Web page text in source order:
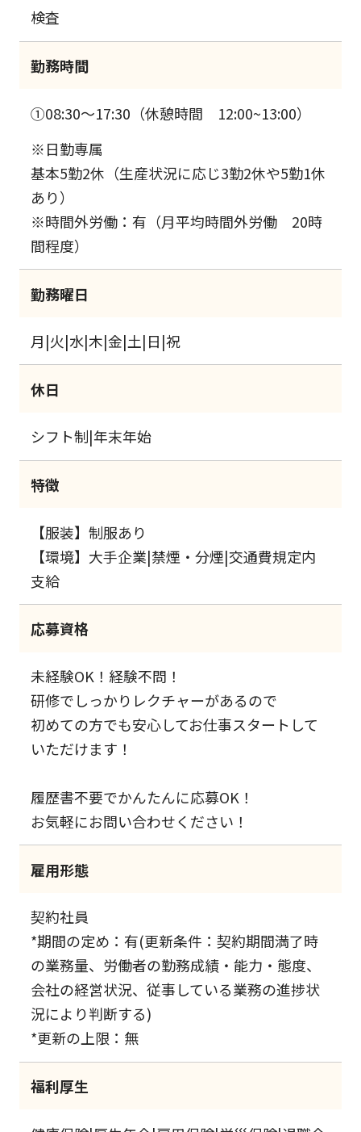
検査
勤務時間
①08:30～17:30（休憩時間 12:00~13:00）
※日勤専属
基本5勤2休（生産状況に応じ3勤2休や5勤1休
あり）
※時間外労働：有（月平均時間外労働 20時
間程度）
勤務曜日
月|火|水|木|金|土|日|祝
休日
シフト制|年末年始
特徴
【服装】制服あり
【環境】大手企業|禁煙・分煙|交通費規定内
支給
応募資格
未経験OK！経験不問！
研修でしっかりレクチャーがあるので
初めての方でも安心してお仕事スタートして
いただけます！
履歴書不要でかんたんに応募OK！
お気軽にお問い合わせください！
雇用形態
契約社員
*期間の定め：有(更新条件：契約期間満了時
の業務量、労働者の勤務成績・能力・態度、
会社の経営状況、従事している業務の進捗状
況により判断する)
*更新の上限：無
福利厚生